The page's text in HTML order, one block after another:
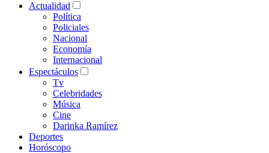
Actualidad
Política
Policiales
Nacional
Economía
Internacional
Espectáculos
Tv
Celebridades
Música
Cine
Darinka Ramírez
Deportes
Horóscopo